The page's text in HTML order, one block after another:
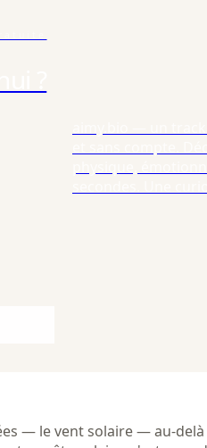
— le vent solaire — au-